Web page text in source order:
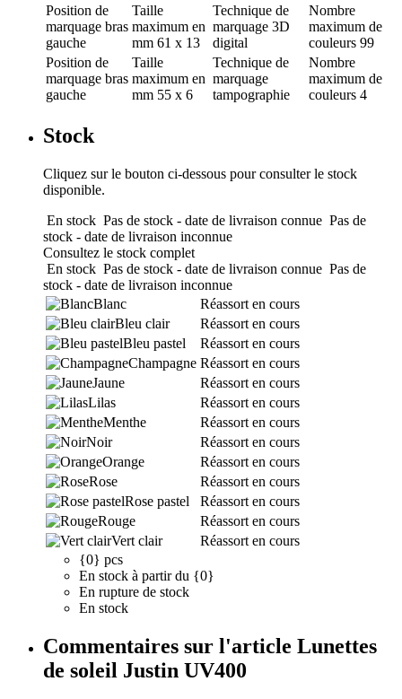
Position de
marquage bras
gauche
Taille
maximum en
mm 61 x 13
Technique de
marquage 3D
digital
Nombre
maximum de
couleurs 99
Position de
marquage bras
gauche
Taille
maximum en
mm 55 x 6
Technique de
marquage
tampographie
Nombre
maximum de
couleurs 4
Stock
Cliquez sur le bouton ci-dessous pour consulter le stock
disponible.
En stock Pas de stock - date de livraison connue Pas de
stock - date de livraison inconnue
Consultez le stock complet
En stock Pas de stock - date de livraison connue Pas de
stock - date de livraison inconnue
Blanc
Réassort en cours
Bleu clair
Réassort en cours
Bleu pastel
Réassort en cours
Champagne Réassort en cours
Jaune
Réassort en cours
Lilas
Réassort en cours
Menthe
Réassort en cours
Noir
Réassort en cours
Orange
Réassort en cours
Rose
Réassort en cours
Rose pastel
Réassort en cours
Rouge
Réassort en cours
Vert clair
Réassort en cours
{0} pcs
En stock à partir du {0}
En rupture de stock
En stock
Commentaires sur l'article Lunettes
de soleil Justin UV400